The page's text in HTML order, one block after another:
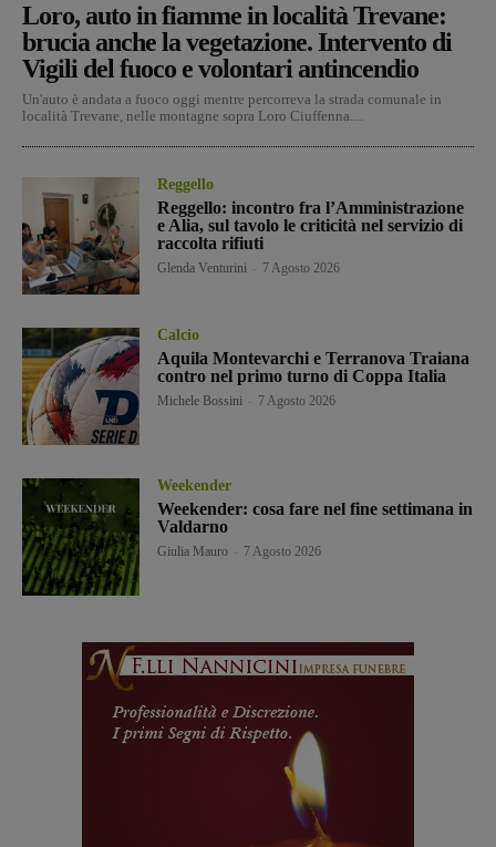
Loro, auto in fiamme in località Trevane:
brucia anche la vegetazione. Intervento di
Vigili del fuoco e volontari antincendio
Un'auto è andata a fuoco oggi mentre percorreva la strada comunale in
località Trevane, nelle montagne sopra Loro Ciuffenna....
Reggello
Reggello: incontro fra l’Amministrazione
e Alia, sul tavolo le criticità nel servizio di
raccolta rifiuti
Glenda Venturini 7 Agosto 2026
Calcio
Aquila Montevarchi e Terranova Traiana
contro nel primo turno di Coppa Italia
Michele Bossini 7 Agosto 2026
Weekender
Weekender: cosa fare nel fine settimana in
Valdarno
Giulia Mauro 7 Agosto 2026